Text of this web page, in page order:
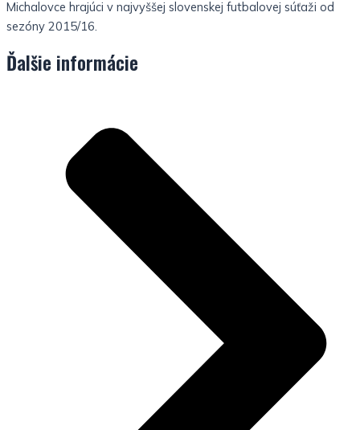
Michalovce hrajúci v najvyššej slovenskej futbalovej súťaži od
sezóny 2015/16.
Ďalšie informácie